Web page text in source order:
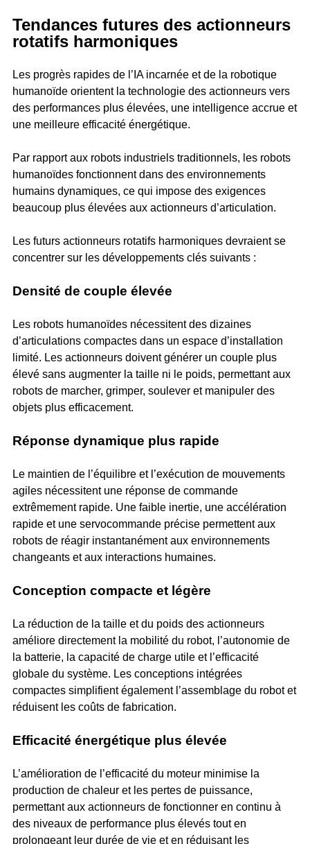
Tendances futures des actionneurs
rotatifs harmoniques
Les progrès rapides de l’IA incarnée et de la robotique
humanoïde orientent la technologie des actionneurs vers
des performances plus élevées, une intelligence accrue et
une meilleure efficacité énergétique.
Par rapport aux robots industriels traditionnels, les robots
humanoïdes fonctionnent dans des environnements
humains dynamiques, ce qui impose des exigences
beaucoup plus élevées aux actionneurs d’articulation.
Les futurs actionneurs rotatifs harmoniques devraient se
concentrer sur les développements clés suivants :
Densité de couple élevée
Les robots humanoïdes nécessitent des dizaines
d’articulations compactes dans un espace d’installation
limité. Les actionneurs doivent générer un couple plus
élevé sans augmenter la taille ni le poids, permettant aux
robots de marcher, grimper, soulever et manipuler des
objets plus efficacement.
Réponse dynamique plus rapide
Le maintien de l’équilibre et l’exécution de mouvements
agiles nécessitent une réponse de commande
extrêmement rapide. Une faible inertie, une accélération
rapide et une servocommande précise permettent aux
robots de réagir instantanément aux environnements
changeants et aux interactions humaines.
Conception compacte et légère
La réduction de la taille et du poids des actionneurs
améliore directement la mobilité du robot, l’autonomie de
la batterie, la capacité de charge utile et l’efficacité
globale du système. Les conceptions intégrées
compactes simplifient également l’assemblage du robot et
réduisent les coûts de fabrication.
Efficacité énergétique plus élevée
L’amélioration de l’efficacité du moteur minimise la
production de chaleur et les pertes de puissance,
permettant aux actionneurs de fonctionner en continu à
des niveaux de performance plus élevés tout en
prolongeant leur durée de vie et en réduisant les